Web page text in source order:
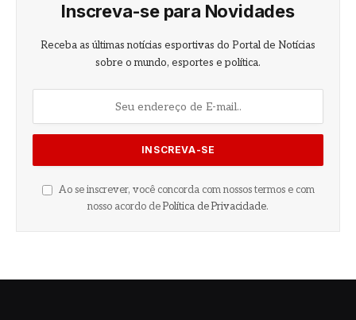
Inscreva-se para Novidades
Receba as últimas notícias esportivas do Portal de Notícias
sobre o mundo, esportes e política.
Ao se inscrever, você concorda com nossos termos e com
nosso acordo de Política de Privacidade.